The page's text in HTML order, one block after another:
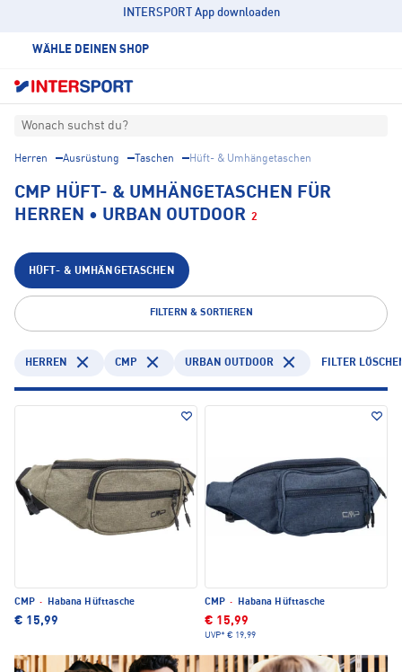
INTERSPORT App downloaden
WÄHLE DEINEN SHOP
Wonach suchst du?
Herren Ausrüstung Taschen Hüft- & Umhängetaschen
CMP HÜFT- & UMHÄNGETASCHEN FÜR
HERREN • URBAN OUTDOOR 2
HÜFT- & UMHÄNGETASCHEN
FILTERN & SORTIEREN
HERREN CMP URBAN OUTDOOR FILTER
CMP · Habana Hüfttasche
€ 15,99
CMP · Habana Hüfttasche
€ 15,99
UVP* € 19,99